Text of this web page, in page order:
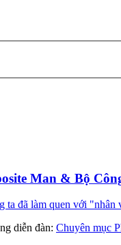
Man & Bộ
ta đã làm quen với
diễn đàn: Chuyên mục